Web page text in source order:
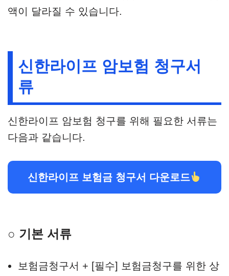
액이 달라질 수 있습니다.
신한라이프 암보험 청구서
류
신한라이프 암보험 청구를 위해 필요한 서류는
다음과 같습니다.
신한라이프 보험금 청구서 다운로드
○ 기본 서류
보험금청구서 + [필수] 보험금청구를 위한 상